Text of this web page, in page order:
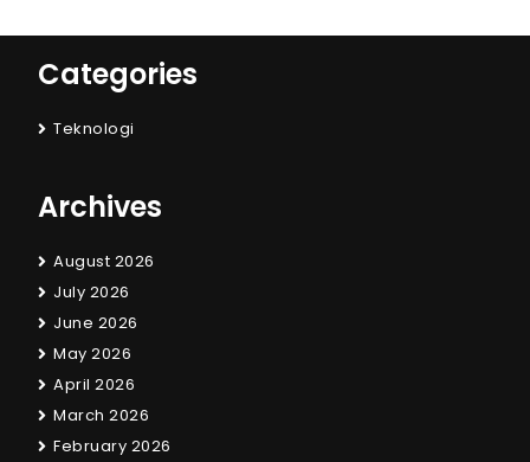
Categories
Teknologi
Archives
August 2026
July 2026
June 2026
May 2026
April 2026
March 2026
February 2026